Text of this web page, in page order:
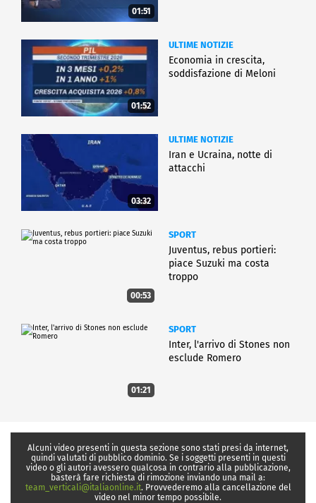
01:51
01:52
ULTIME NOTIZIE
Economia in crescita,
soddisfazione di Meloni
03:32
ULTIME NOTIZIE
Iran e Ucraina, notte di
attacchi
00:53
SPORT
Juventus, rebus portieri:
piace Suzuki ma costa
troppo
01:21
SPORT
Inter, l'arrivo di Stones non
esclude Romero
Alcuni video presenti in questa sezione sono stati presi da internet,
quindi valutati di pubblico dominio. Se i soggetti presenti in questi
video o gli autori avessero qualcosa in contrario alla pubblicazione,
basterà fare richiesta di rimozione inviando una mail a:
team_verticali@italiaonline.it. Provvederemo alla cancellazione del
video nel minor tempo possibile.